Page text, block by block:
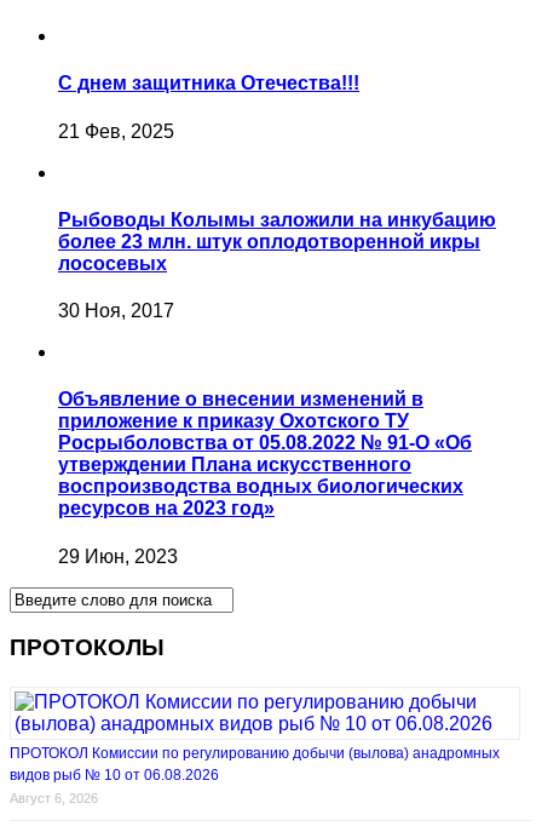
С днем защитника Отечества!!!
21 Фев, 2025
Рыбоводы Колымы заложили на инкубацию
более 23 млн. штук оплодотворенной икры
лососевых
30 Ноя, 2017
Объявление о внесении изменений в
приложение к приказу Охотского ТУ
Росрыболовства от 05.08.2022 № 91-О «Об
утверждении Плана искусственного
воспроизводства водных биологических
ресурсов на 2023 год»
29 Июн, 2023
ПРОТОКОЛЫ
ПРОТОКОЛ Комиссии по регулированию добычи (вылова) анадромных
видов рыб № 10 от 06.08.2026
Август 6, 2026